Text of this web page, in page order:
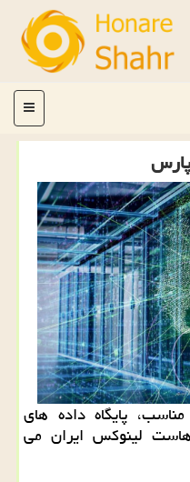
منو
پایگاه داده های
لینوكس ایران می